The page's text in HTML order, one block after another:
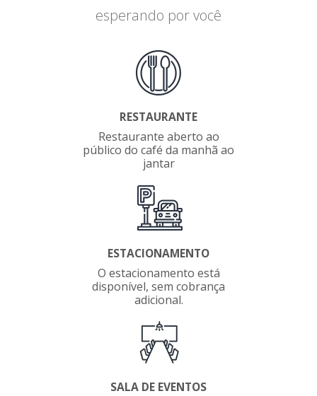
esperando por você
RESTAURANTE
Restaurante aberto ao
público do café da manhã ao
jantar
ESTACIONAMENTO
O estacionamento está
disponível, sem cobrança
adicional.
SALA DE EVENTOS